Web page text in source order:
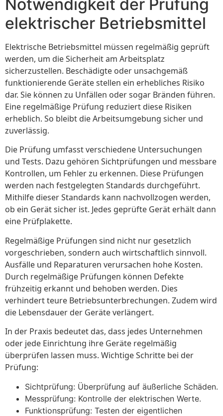
Notwendigkeit der Prüfung
elektrischer Betriebsmittel
Elektrische Betriebsmittel müssen regelmäßig geprüft
werden, um die Sicherheit am Arbeitsplatz
sicherzustellen. Beschädigte oder unsachgemäß
funktionierende Geräte stellen ein erhebliches Risiko
dar. Sie können zu Unfällen oder sogar Bränden führen.
Eine regelmäßige Prüfung reduziert diese Risiken
erheblich. So bleibt die Arbeitsumgebung sicher und
zuverlässig.
Die Prüfung umfasst verschiedene Untersuchungen
und Tests. Dazu gehören Sichtprüfungen und messbare
Kontrollen, um Fehler zu erkennen. Diese Prüfungen
werden nach festgelegten Standards durchgeführt.
Mithilfe dieser Standards kann nachvollzogen werden,
ob ein Gerät sicher ist. Jedes geprüfte Gerät erhält dann
eine Prüfplakette.
Regelmäßige Prüfungen sind nicht nur gesetzlich
vorgeschrieben, sondern auch wirtschaftlich sinnvoll.
Ausfälle und Reparaturen verursachen hohe Kosten.
Durch regelmäßige Prüfungen können Defekte
frühzeitig erkannt und behoben werden. Dies
verhindert teure Betriebsunterbrechungen. Zudem wird
die Lebensdauer der Geräte verlängert.
In der Praxis bedeutet das, dass jedes Unternehmen
oder jede Einrichtung ihre Geräte regelmäßig
überprüfen lassen muss. Wichtige Schritte bei der
Prüfung:
Sichtprüfung: Überprüfung auf äußerliche Schäden.
Messprüfung: Kontrolle der elektrischen Werte.
Funktionsprüfung: Testen der eigentlichen